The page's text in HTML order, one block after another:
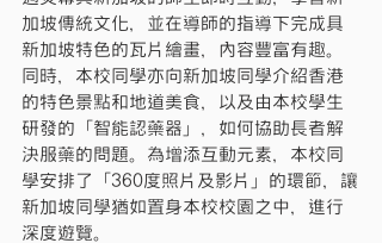
加坡傳統文化，並在導師的指導下完成具
新加坡特色的瓦片繪畫，內容豐富有趣。
同時，本校同學亦向新加坡同學介紹香港
的特色景點和地道美食，以及由本校學生
研發的「智能認藥器」，如何協助長者解
決服藥的問題。為增添互動元素，本校同
學安排了「360度照片及影片」的環節，讓
新加坡同學猶如置身本校校園之中，進行
深度遊覽。